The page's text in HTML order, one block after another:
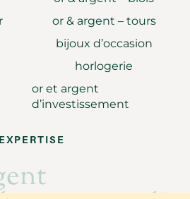
or & argent – tours
bijoux d’occasion
horlogerie
or et argent
d’investissement
EXPERTISE